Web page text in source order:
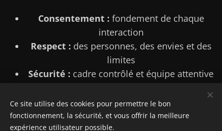
Consentement : fondement de chaque
interaction
Respect : des personnes, des envies et des
limites
Sécurité : cadre contrôlé et équipe attentive
son expérience
Ce site utilise des cookies pour permettre le bon
fonctionnement, la sécurité, et vous offrir la meilleure
expérience utilisateur possible.